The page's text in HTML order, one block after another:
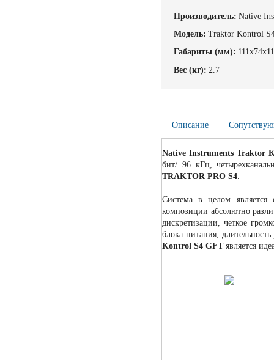
Производитель: Native
Модель: Traktor Kontrol
Габариты (мм):
Вес (кг): 2.7
Описание
Native Instruments Traktor
бит/ 96 кГц,
TRAKTOR PRO S4.
Система в целом является
композиции абсолютно
дискретизации, четкое
блока питания,
Kontrol S4 GFTявляется